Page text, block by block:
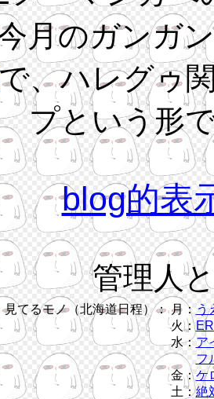
月のガンガ
、ハレグゥ
プという形
blog的表
管理人
見てるモノ（北海道日程）： 月： う
火：
水：ア
フ
金：ケ
土：絶